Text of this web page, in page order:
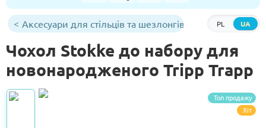
PL UA
Аксесуари для стільців та шезлонгів
Чохол Stokke до набору для
новонародженого Tripp Trapp
Топ продажу
Хіт